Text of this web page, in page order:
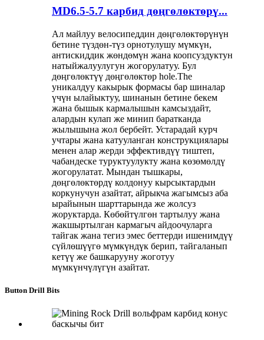
MD6.5-5.7 карбид дөңгөлөктөрү...
Ал майлуу велосипеддин дөңгөлөктөрүнүн
бетине түздөн-түз орнотулушу мүмкүн,
антискиддик жөндөмүн жана коопсуздуктун
натыйжалуулугун жогорулатуу. Бул
дөңгөлөктүү дөңгөлөктөр hole.The
уникалдуу какырык формасы бар шиналар
үчүн ылайыктуу, шинанын бетине бекем
жана бышык кармалышын камсыздайт,
алардын кулап же минип баратканда
жылышына жол бербейт. Устарадай курч
учтары жана катууланган конструкциялары
менен алар жерди эффективдүү тиштеп,
чабандеске туруктуулукту жана көзөмөлдү
жогорулатат. Мындан тышкары,
дөңгөлөктөрдү колдонуу кырсыктардын
коркунучун азайтат, айрыкча жагымсыз аба
ырайынын шарттарында же жолсуз
жоруктарда. Көбөйтүлгөн тартылуу жана
жакшыртылган кармагыч айдоочуларга
тайгак жана тегиз эмес беттерди ишенимдүү
сүйлөшүүгө мүмкүндүк берип, тайгаланып
кетүү же башкарууну жоготуу
мүмкүнчүлүгүн азайтат.
Button Drill Bits